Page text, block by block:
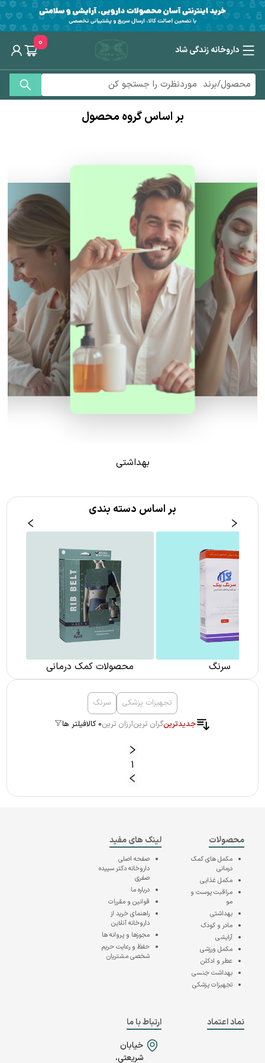
داروخانه زندگی شاد
0
بر اساس گروه محصول
بهداشتی
بر اساس دسته بندی
سرنگ محصولات کمک درمانی
تجهیزات پزشکی
سرنگ
جدیدترینگران ترینارزان ترین0 کالا فیلتر ها
1
محصولات
مکمل های کمک
درمانی
مکمل غذایی
مراقبت پوست و
مو
بهداشتی
مادر و کودک
آرایشی
مکمل ورزشی
عطر و ادکلن
بهداشت جنسی
تجهیزات پزشکی
لینک های مفید
صفحه اصلی
داروخانه دکتر سپیده
صفری
درباره ما
قوانین و مقررات
راهنمای خرید از
داروخانه آنلاین
مجوزها و پروانه ها
حفظ و رعایت حریم
شخصی مشتریان
نماد اعتماد
ارتباط با ما
خیابان
شریعتی،